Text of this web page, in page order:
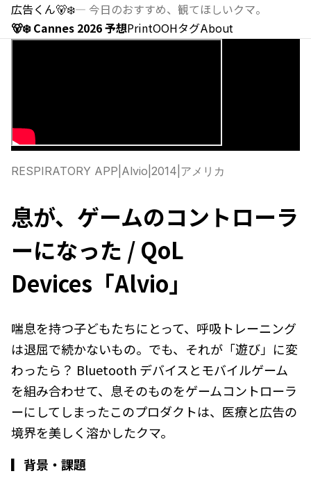
広告くん🐻‍❄️— 今日のおすすめ、観てほしいクマ。
🐻‍❄️ Cannes 2026 予想PrintOOHタグAbout
RESPIRATORY APP Alvio 2014 アメリカ
息が、ゲームのコントローラ
ーになった / QoL
Devices「Alvio」
喘息を持つ子どもたちにとって、呼吸トレーニング
は退屈で続かないもの。でも、それが「遊び」に変
わったら？ Bluetooth デバイスとモバイルゲーム
を組み合わせて、息そのものをゲームコントローラ
ーにしてしまったこのプロダクトは、医療と広告の
境界を美しく溶かしたクマ。
▎ 背景・課題